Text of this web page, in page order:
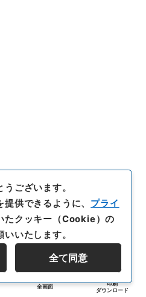
全画面
印刷
ダウンロード
ございます。
供できるように、 プライ
たクッキー（Cookie）の
いたします。
全て同意